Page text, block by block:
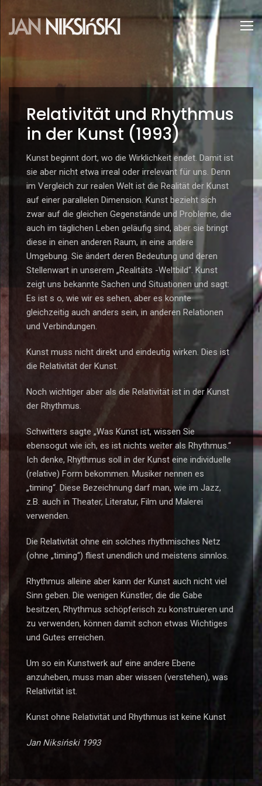
Relativität und Rhythmus
in der Kunst (1993)
Kunst beginnt dort, wo die Wirklichkeit endet. Damit ist
sie aber nicht etwa irreal oder irrelevant für uns. Denn
im Vergleich zur realen Welt ist die Realität der Kunst
auf einer parallelen Dimension. Kunst bezieht sich
zwar auf die gleichen Gegenstände und Probleme, die
auch im täglichen Leben geläufig sind, aber sie bringt
diese in einen anderen Raum, in eine andere
Umgebung. Sie ändert deren Bedeutung und deren
Stellenwart in unserem „Realitäts -Weltbild“. Kunst
zeigt uns bekannte Sachen und Situationen und sagt:
Es ist s o, wie wir es sehen, aber es konnte
gleichzeitig auch anders sein, in anderen Relationen
und Verbindungen.
Kunst muss nicht direkt und eindeutig wirken. Dies ist
die Relativität der Kunst.
Noch wichtiger aber als die Relativität ist in der Kunst
der Rhythmus.
Schwitters sagte „Was Kunst ist, wissen Sie
ebensogut wie ich, es ist nichts weiter als Rhythmus.“
Ich denke, Rhythmus soll in der Kunst eine individuelle
(relative) Form bekommen. Musiker nennen es
„timing“. Diese Bezeichnung darf man, wie im Jazz,
z.B. auch in Theater, Literatur, Film und Malerei
verwenden.
Die Relativität ohne ein solches rhythmisches Netz
(ohne „timing“) fliest unendlich und meistens sinnlos.
Rhythmus alleine aber kann der Kunst auch nicht viel
Sinn geben. Die wenigen Künstler, die die Gabe
besitzen, Rhythmus schöpferisch zu konstruieren und
zu verwenden, können damit schon etwas Wichtiges
und Gutes erreichen.
Um so ein Kunstwerk auf eine andere Ebene
anzuheben, muss man aber wissen (verstehen), was
Relativität ist.
Kunst ohne Relativität und Rhythmus ist keine Kunst
Jan Niksiński 1993